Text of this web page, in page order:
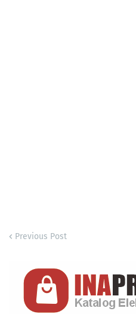
Previous Post